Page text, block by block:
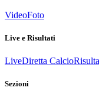
VideoFoto
Live e Risultati
LiveDiretta Calcio
Sezioni